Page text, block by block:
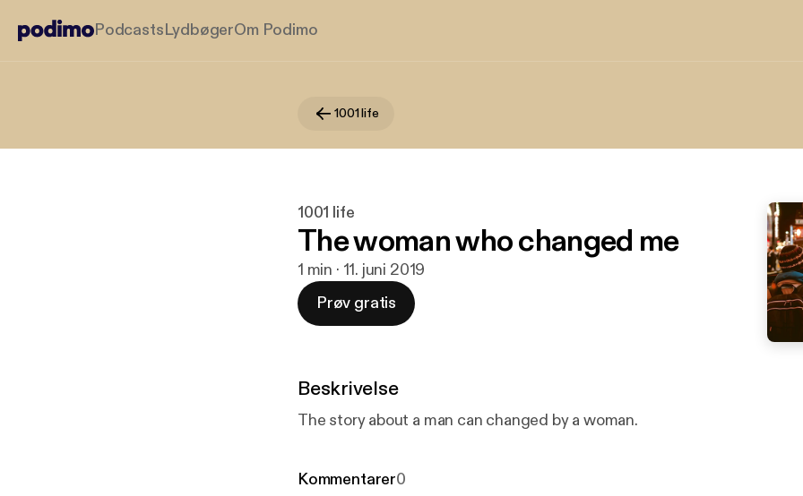
PodcastsLydbøgerOm Podimo
1001 life
1001 life
The woman who changed me
1 min · 11. juni 2019
Prøv gratis
Beskrivelse
The story about a man can changed by a woman.
Kommentarer0